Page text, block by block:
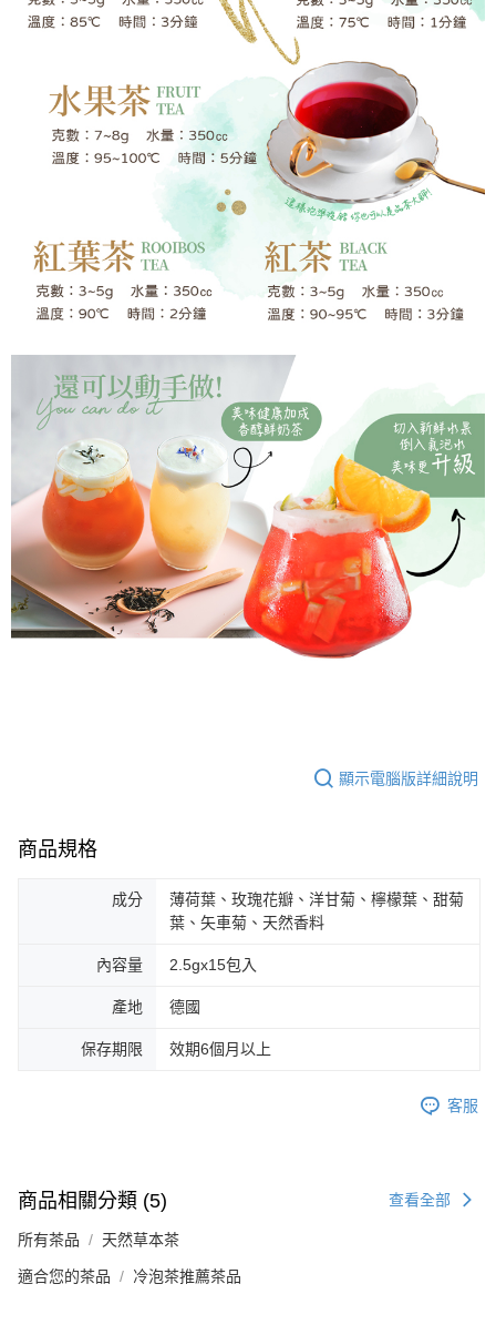
顯示電腦版詳細說明
商品規格
成分
薄荷葉、玫瑰花瓣、洋甘菊、檸檬葉、甜菊
葉、矢車菊、天然香料
內容量 2.5gx15包入
產地 德國
保存期限 效期6個月以上
客服
商品相關分類 (5) 查看全部
所有茶品 天然草本茶
適合您的茶品 冷泡茶推薦茶品